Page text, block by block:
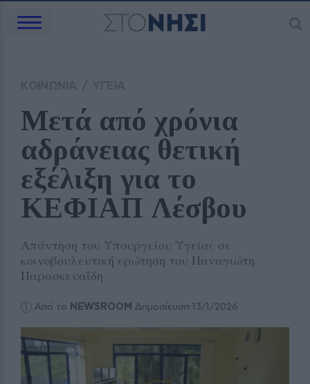
Μετά από χρόνια
αδράνειας θετική
εξέλιξη για το
ΚΕΦΙΑΠ Λέσβου
Απάντηση του Υπουργείου Υγείας σε
κοινοβουλευτική ερώτηση του Παναγιώτη
Παρασκευαΐδη
Από το NEWSROOM Δημοσίευση 13/1/2026